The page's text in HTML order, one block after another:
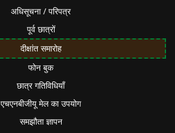
अधिसूचना / परिपत्र
पूर्व छात्रों
दीक्षांत समारोह
फोन बुक
छात्र गतिविधियाँ
एचएनबीजीयू मेल का उपयोग
समझौता ज्ञापन